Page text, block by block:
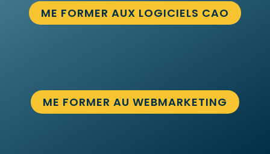
ME FORMER AUX LOGICIELS CAO
ME FORMER AU WEBMARKETING